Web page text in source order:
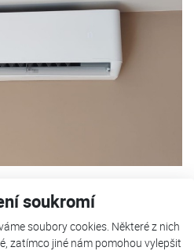
soukromí
soubory cookies. Některé z nich
zatímco jiné nám pomohou vylepšit